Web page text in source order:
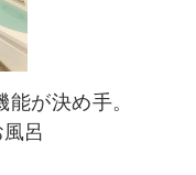
が決め手。
呂